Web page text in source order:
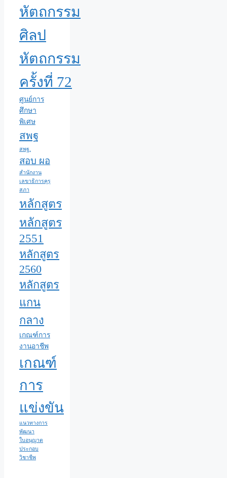
หัตถกรรม
ศิลป
หัตถกรรม
ครั้งที่ 72
ศูนย์การ
ศึกษา
พิเศษ
สพฐ
สพฐ.
สอบ ผอ
สำนักงาน
เลขาธิการคุรุ
สภา
หลักสูตร
หลักสูตร
2551
หลักสูตร
2560
หลักสูตร
แกน
กลาง
เกณฑ์การ
งานอาชีพ
เกณฑ์
การ
แข่งขัน
แนวทางการ
พัฒนา
ใบอนุญาต
ประกอบ
วิชาชีพ